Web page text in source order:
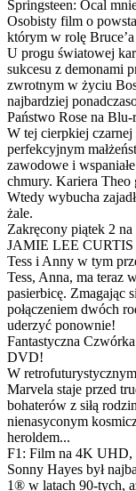
Springsteen: Ocal
Osobisty film o
którym w rolę
U progu światowej
sukcesu z demonami
zwrotnym w życiu
najbardziej
Państwo Rose na
W tej cierpkiej
perfekcyjnym
zawodowe i
chmury. Kariera Theo
Wtedy wybucha
żale.
Zakręcony piątek 2
JAMIE LEE
Tess i Anny w tym
Tess, Anna, ma teraz
pasierbicę. Zmagając
połączeniem dwóch
uderzyć ponownie!
Fantastyczna
DVD!
W
Marvela staje przed
bohaterów z siłą
nienasyconym
heroldem...
F1: Film na 4K
Sonny Hayes był
1® w latach 90-tych,